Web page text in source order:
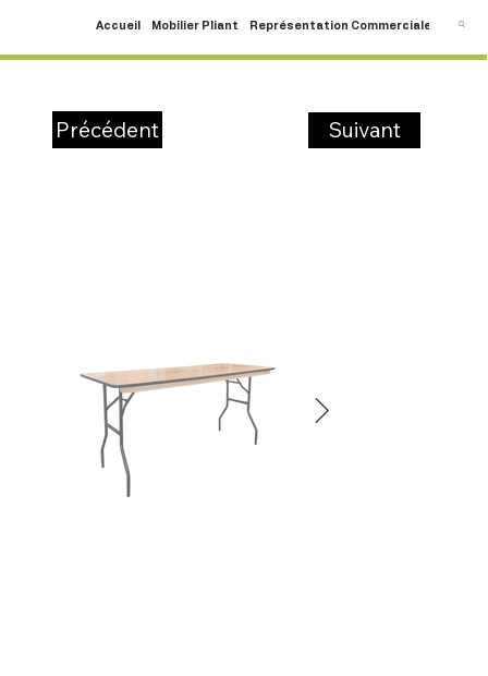
Accueil Mobilier Pliant Représentation Commerciale SAV
Précédent Suivant